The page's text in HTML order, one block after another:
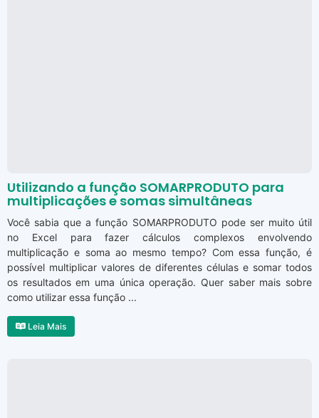
Utilizando a função SOMARPRODUTO para
multiplicações e somas simultâneas
Você sabia que a função SOMARPRODUTO pode ser muito útil
no Excel para fazer cálculos complexos envolvendo
multiplicação e soma ao mesmo tempo? Com essa função, é
possível multiplicar valores de diferentes células e somar todos
os resultados em uma única operação. Quer saber mais sobre
como utilizar essa função ...
Leia Mais